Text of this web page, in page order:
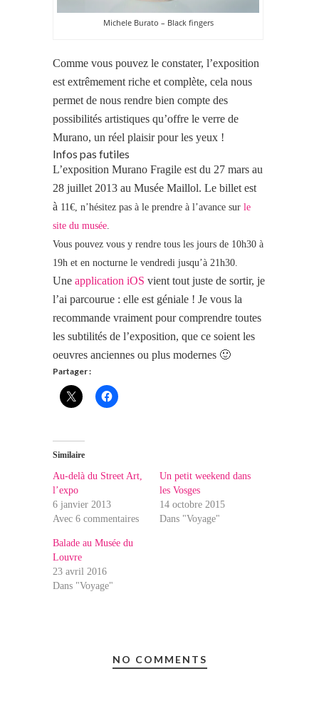
Michele Burato – Black fingers
Comme vous pouvez le constater, l’exposition
est extrêmement riche et complète, cela nous
permet de nous rendre bien compte des
possibilités artistiques qu’offre le verre de
Murano, un réel plaisir pour les yeux !
Infos pas futiles
L’exposition Murano Fragile est du 27 mars au
28 juillet 2013 au Musée Maillol. Le billet est
à 11€, n’hésitez pas à le prendre à l’avance sur le
site du musée
Vous pouvez vous y rendre tous les jours de 10h30 à
19h et en nocturne le vendredi jusqu’à 21h30.
Une application iOS vient tout juste de sortir, je
l’ai parcourue : elle est géniale ! Je vous la
recommande vraiment pour comprendre toutes
les subtilités de l’exposition, que ce soient les
oeuvres anciennes ou plus modernes 🙂
Partager :
Similaire
Au-delà du Street Art,
l’expo
6 janvier 2013
Avec 6 commentaires
Un petit weekend dans
les Vosges
14 octobre 2015
Dans "Voyage"
Balade au Musée du
Louvre
23 avril 2016
Dans "Voyage"
NO COMMENTS